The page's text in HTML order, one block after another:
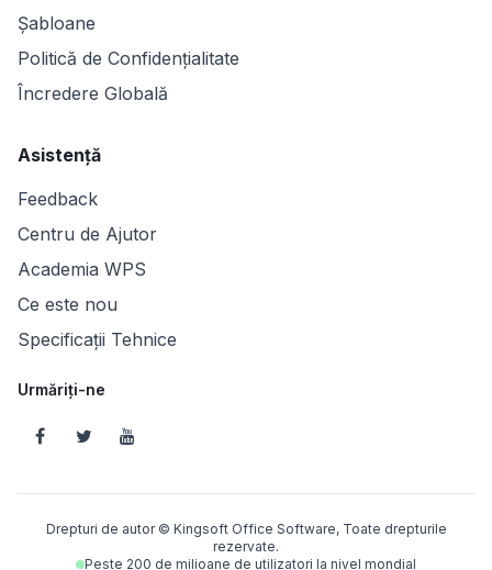
Șabloane
Politică de Confidențialitate
Încredere Globală
Asistență
Feedback
Centru de Ajutor
Academia WPS
Ce este nou
Specificații Tehnice
Urmăriți-ne
Drepturi de autor © Kingsoft Office Software, Toate drepturile
rezervate.
Peste 200 de milioane de utilizatori la nivel mondial